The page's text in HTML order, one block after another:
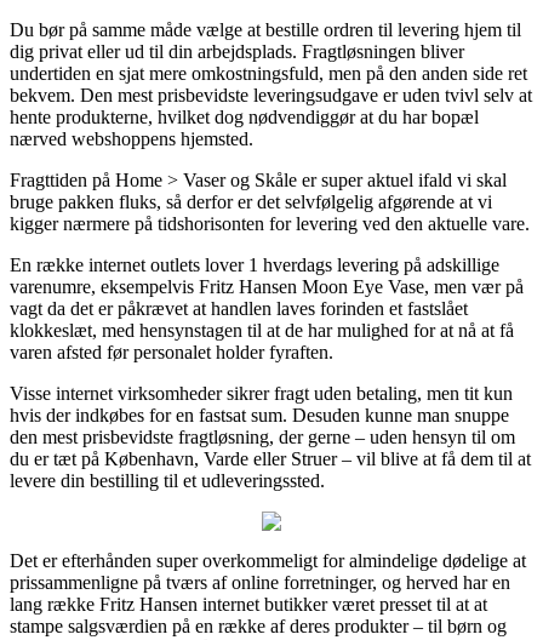
Du bør på samme måde vælge at bestille ordren til levering hjem til
dig privat eller ud til din arbejdsplads. Fragtløsningen bliver
undertiden en sjat mere omkostningsfuld, men på den anden side ret
bekvem. Den mest prisbevidste leveringsudgave er uden tvivl selv at
hente produkterne, hvilket dog nødvendiggør at du har bopæl
nærved webshoppens hjemsted.
Fragttiden på Home > Vaser og Skåle er super aktuel ifald vi skal
bruge pakken fluks, så derfor er det selvfølgelig afgørende at vi
kigger nærmere på tidshorisonten for levering ved den aktuelle vare.
En række internet outlets lover 1 hverdags levering på adskillige
varenumre, eksempelvis Fritz Hansen Moon Eye Vase, men vær på
vagt da det er påkrævet at handlen laves forinden et fastslået
klokkeslæt, med hensynstagen til at de har mulighed for at nå at få
varen afsted før personalet holder fyraften.
Visse internet virksomheder sikrer fragt uden betaling, men tit kun
hvis der indkøbes for en fastsat sum. Desuden kunne man snuppe
den mest prisbevidste fragtløsning, der gerne – uden hensyn til om
du er tæt på København, Varde eller Struer – vil blive at få dem til at
levere din bestilling til et udleveringssted.
Det er efterhånden super overkommeligt for almindelige dødelige at
prissammenligne på tværs af online forretninger, og herved har en
lang række Fritz Hansen internet butikker været presset til at at
stampe salgsværdien på en række af deres produkter – til børn og